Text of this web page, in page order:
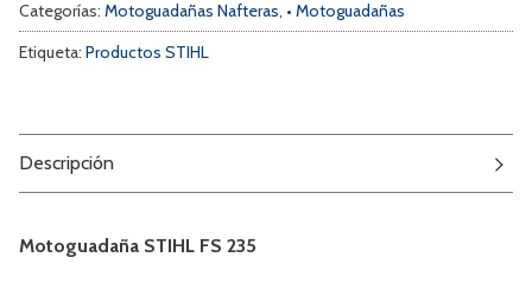
Categorías: Motoguadañas Nafteras, • Motoguadañas
Etiqueta: Productos STIHL
Descripción
Motoguadaña STIHL FS 235